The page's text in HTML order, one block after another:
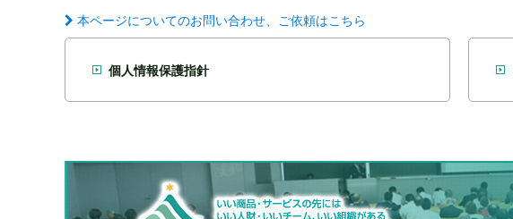
本ページについてのお問い合わせ、ご依頼はこちら
個人情報保護指針